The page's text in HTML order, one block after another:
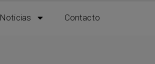
Noticias Contacto